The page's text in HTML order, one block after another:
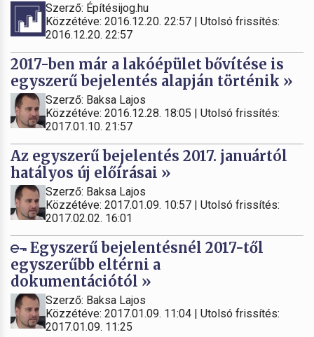
Szerző: Építésijog.hu
Közzétéve: 2016.12.20. 22:57 | Utolsó frissítés:
2016.12.20. 22:57
2017-ben már a lakóépület bővítése is
egyszerű bejelentés alapján történik »
Szerző: Baksa Lajos
Közzétéve: 2016.12.28. 18:05 | Utolsó frissítés:
2017.01.10. 21:57
Az egyszerű bejelentés 2017. januártól
hatályos új előírásai »
Szerző: Baksa Lajos
Közzétéve: 2017.01.09. 10:57 | Utolsó frissítés:
2017.02.02. 16:01
Egyszerű bejelentésnél 2017-től
egyszerűbb eltérni a
dokumentációtól »
Szerző: Baksa Lajos
Közzétéve: 2017.01.09. 11:04 | Utolsó frissítés:
2017.01.09. 11:25